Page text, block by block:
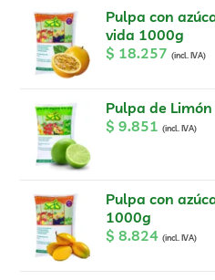
Pulpa con
vida 1000g
$ 18.257 (incl. IVA)
Pulpa de
$ 9.851 (incl. IVA)
Pulpa con
1000g
$ 8.824 (incl. IVA)